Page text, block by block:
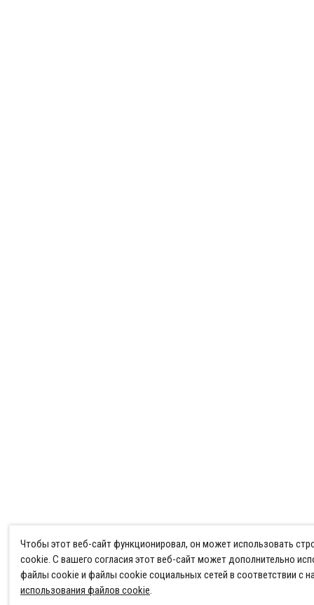
Чтобы этот веб-сайт функционировал, он может использовать
cookie. С вашего согласия этот веб-сайт может дополнительно
файлы cookie и файлы cookie социальных сетей в соответствии с
использования файлов cookie